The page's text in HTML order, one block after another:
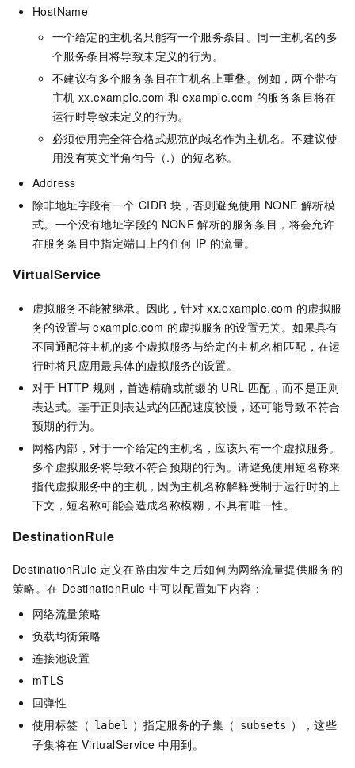
HostName
一个给定的主机名只能有一个服务条目。同一主机名的多
个服务条目将导致未定义的行为。
不建议有多个服务条目在主机名上重叠。例如，两个带有
主机 xx.example.com 和 example.com 的服务条目将在
运行时导致未定义的行为。
必须使用完全符合格式规范的域名作为主机名。不建议使
用没有英文半角句号（.）的短名称。
Address
除非地址字段有一个 CIDR 块，否则避免使用 NONE 解析模
式。一个没有地址字段的 NONE 解析的服务条目，将会允许
在服务条目中指定端口上的任何 IP 的流量。
VirtualService
虚拟服务不能被继承。因此，针对 xx.example.com 的虚拟服
务的设置与 example.com 的虚拟服务的设置无关。如果具有
不同通配符主机的多个虚拟服务与给定的主机名相匹配，在运
行时将只应用最具体的虚拟服务的设置。
对于 HTTP 规则，首选精确或前缀的 URL 匹配，而不是正则
表达式。基于正则表达式的匹配速度较慢，还可能导致不符合
预期的行为。
网格内部，对于一个给定的主机名，应该只有一个虚拟服务。
多个虚拟服务将导致不符合预期的行为。请避免使用短名称来
指代虚拟服务中的主机，因为主机名称解释受制于运行时的上
下文，短名称可能会造成名称模糊，不具有唯一性。
DestinationRule
DestinationRule 定义在路由发生之后如何为网络流量提供服务的
策略。在 DestinationRule 中可以配置如下内容：
网络流量策略
负载均衡策略
连接池设置
mTLS
回弹性
使用标签（ label ）指定服务的子集（ subsets ），这些
子集将在 VirtualService 中用到。